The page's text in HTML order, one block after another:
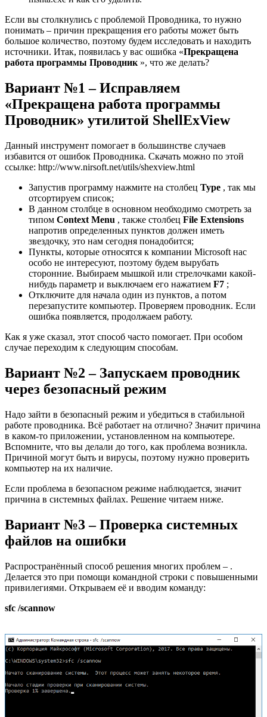
Если вы столкнулись с проблемой Проводника, то нужно
понимать – причин прекращения его работы может быть
большое количество, поэтому будем исследовать и находить
источники. Итак, появилась у вас ошибка «Прекращена
работа программы Проводник », что же делать?
Вариант №1 – Исправляем
«Прекращена работа программы
Проводник» утилитой ShellExView
Данный инструмент помогает в большинстве случаев
избавится от ошибок Проводника. Скачать можно по этой
ссылке: http://www.nirsoft.net/utils/shexview.html
Запустив программу нажмите на столбец Type , так мы
отсортируем список;
В данном столбце в основном необходимо смотреть за
типом Context Menu , также столбец File Extensions
напротив определенных пунктов должен иметь
звездочку, это нам сегодня понадобится;
Пункты, которые относятся к компании Microsoft нас
особо не интересуют, поэтому будем вырубать
сторонние. Выбираем мышкой или стрелочками какой-
нибудь параметр и выключаем его нажатием F7 ;
Отключите для начала один из пунктов, а потом
перезапустите компьютер. Проверяем проводник. Если
ошибка появляется, продолжаем работу.
Как я уже сказал, этот способ часто помогает. При особом
случае переходим к следующим способам.
Вариант №2 – Запускаем проводник
через безопасный режим
Надо зайти в безопасный режим и убедиться в стабильной
работе проводника. Всё работает на отлично? Значит причина
в каком-то приложении, установленном на компьютере.
Вспомните, что вы делали до того, как проблема возникла.
Причиной могут быть и вирусы, поэтому нужно проверить
компьютер на их наличие.
Если проблема в безопасном режиме наблюдается, значит
причина в системных файлах. Решение читаем ниже.
Вариант №3 – Проверка системных
файлов на ошибки
Распространённый способ решения многих проблем – .
Делается это при помощи командной строки с повышенными
привилегиями. Открываем её и вводим команду:
sfc /scannow